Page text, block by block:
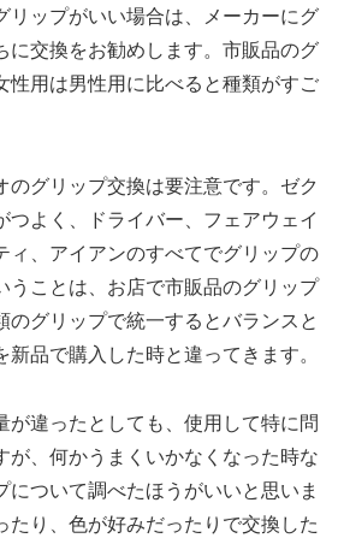
リップがいい場合は、メーカーにグ
に交換をお勧めします。市販品のグ
性用は男性用に比べると種類がすご
のグリップ交換は要注意です。ゼク
つよく、ドライバー、フェアウェイ
ィ、アイアンのすべてでグリップの
うことは、お店で市販品のグリップ
のグリップで統一するとバランスと
品で購入した時と違ってきます。
が違ったとしても、使用して特に問
が、何かうまくいかなくなった時な
について調べたほうがいいと思いま
たり、色が好みだったりで交換した